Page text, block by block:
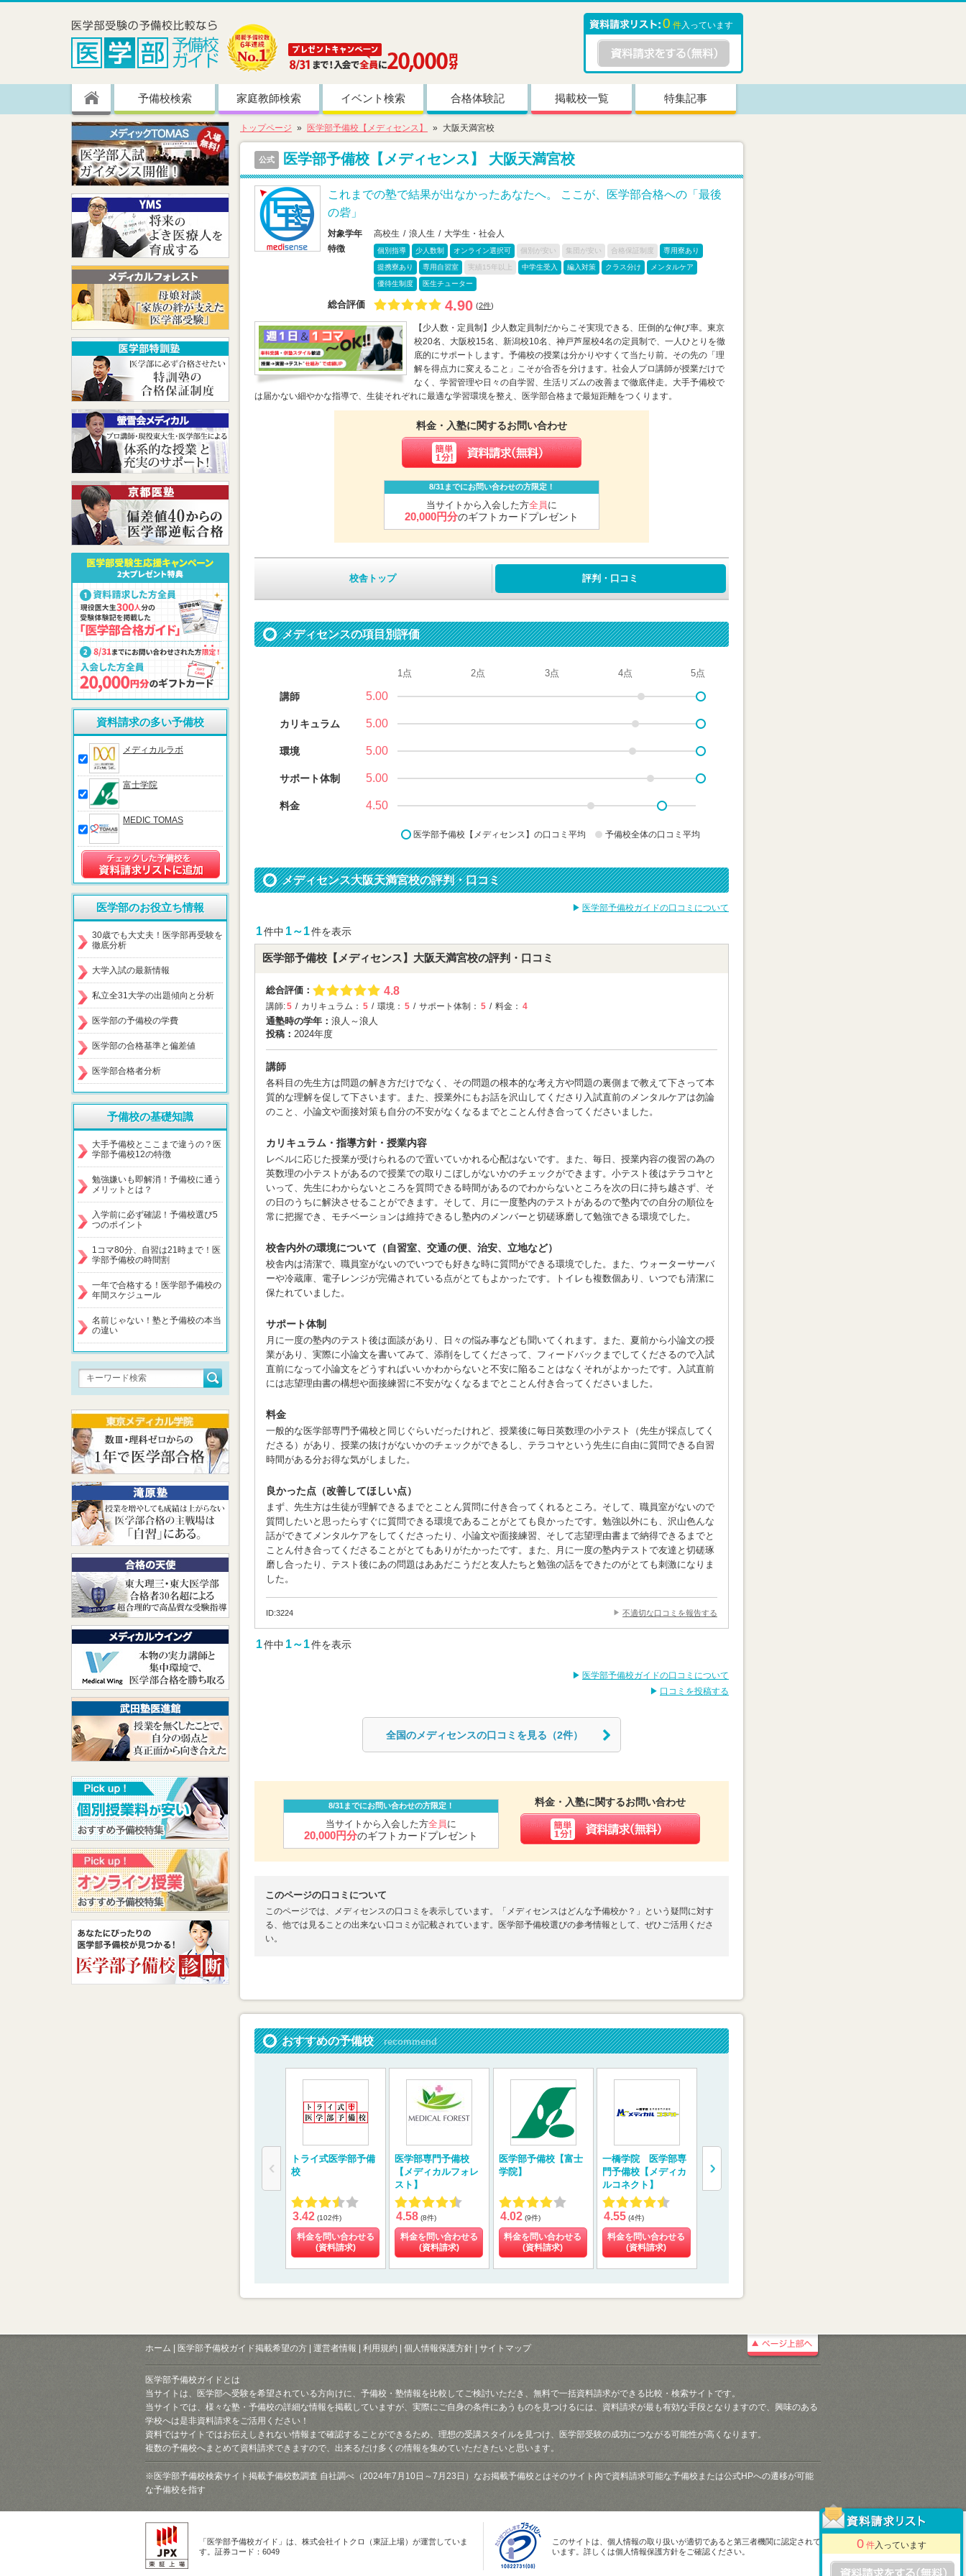
0 件入っています
予備校検索 家庭教師検索 イベント検索 合格体験記 掲載校一覧 特集記事
トップページ 医学部予備校【メディセンス】 大阪天満宮校
公式 医学部予備校【メディセンス】 大阪天満宮校
これまでの塾で結果が出なかったあなたへ。 ここが、医学部合格への「最後
の砦」
対象学年 高校生 浪人生
大学生・社会人
特徴
個別指導 少人数制 オンライン選択可 個別が安い 集団が安い 合格保証制度 専用寮あり
提携寮あり 専用自習室 実績15年以上 中学生受入 編入対策 クラス分け メンタルケア
優待生制度 医生チューター
総合評価 4.90 (2件)
【少人数・定員制】少人数定員制だからこそ実現できる、圧倒的な伸び率。東京
校20名、大阪校15名、新潟校10名、神戸芦屋校4名の定員制で、一人ひとりを徹
底的にサポートします。予備校の授業は分かりやすくて当たり前。その先の「理
解を得点力に変えること」こそが合否を分けます。社会人プロ講師が授業だけで
なく、学習管理や日々の自学習、生活リズムの改善まで徹底伴走。大手予備校で
は届かない細やかな指導で、生徒それぞれに最適な学習環境を整え、医学部合格まで最短距離をつくります。
8/31までにお問い合わせの方限定！
当サイトから入会した方全員 に
20,000円分のギフトカードプレゼント
料金・入塾に関するお問い合わせ
校舎トップ 評判・口コミ
メディセンスの項目別評価
1点 2点 3点 4点 5点
講師 5.00
カリキュラム 5.00
環境 5.00
サポート体制 5.00
料金 4.50
医学部予備校【メディセンス】の口コミ平均 予備校全体の口コミ平均
メディセンス大阪天満宮校の評判・口コミ
医学部予備校ガイドの口コミについて
1件中 1～1件を表示
医学部予備校【メディセンス】大阪天満宮校の評判・口コミ
総合評価： 4.8
講師:5 カリキュラム： 5 環境： 5 サポート体制： 5 料金： 4
通塾時の学年： 浪人～浪人
投稿： 2024年度
講師
各科目の先生方は問題の解き方だけでなく、その問題の根本的な考え方や問題の裏側まで教えて下さって本
質的な理解を促して下さいます。また、授業外にもお話を沢山してくださり入試直前のメンタルケアは勿論
のこと、小論文や面接対策も自分の不安がなくなるまでとことん付き合ってくださいました。
カリキュラム・指導方針・授業内容
レベルに応じた授業が受けられるので置いていかれる心配はないです。また、毎日、授業内容の復習の為の
英数理の小テストがあるので授業での取りこぼしがないかのチェックができます。小テスト後はテラコヤと
いって、先生にわからないところを質問できる時間があるのでわからないところを次の日に持ち越さず、そ
の日のうちに解決させることができます。そして、月に一度塾内のテストがあるので塾内での自分の順位を
常に把握でき、モチベーションは維持できるし塾内のメンバーと切磋琢磨して勉強できる環境でした。
校舎内外の環境について（自習室、交通の便、治安、立地など）
校舎内は清潔で、職員室がないのでいつでも好きな時に質問ができる環境でした。また、ウォーターサーバ
ーや冷蔵庫、電子レンジが完備されている点がとてもよかったです。トイレも複数個あり、いつでも清潔に
保たれていました。
サポート体制
月に一度の塾内のテスト後は面談があり、日々の悩み事なども聞いてくれます。また、夏前から小論文の授
業があり、実際に小論文を書いてみて、添削をしてくださって、フィードバックまでしてくださるので入試
直前になって小論文をどうすればいいかわからないと不安に陥ることはなくそれがよかったです。入試直前
には志望理由書の構想や面接練習に不安がなくなるまでとことん付き合ってくださいました。
料金
一般的な医学部専門予備校と同じぐらいだったけれど、授業後に毎日英数理の小テスト（先生が採点してく
ださる）があり、授業の抜けがないかのチェックができるし、テラコヤという先生に自由に質問できる自習
時間がある分お得な気がしました。
良かった点（改善してほしい点）
まず、先生方は生徒が理解できるまでとことん質問に付き合ってくれるところ。そして、職員室がないので
質問したいと思ったらすぐに質問できる環境であることがとても良かったです。勉強以外にも、沢山色んな
話ができてメンタルケアをしてくださったり、小論文や面接練習、そして志望理由書まで納得できるまでと
ことん付き合ってくださることがとてもありがたかったです。また、月に一度の塾内テストで友達と切磋琢
磨し合ったり、テスト後にあの問題はああだこうだと友人たちと勉強の話をできたのがとても刺激になりま
した。
ID:3224 不適切な口コミを報告する
1件中 1～1件を表示
医学部予備校ガイドの口コミについて
口コミを投稿する
全国のメディセンスの口コミを見る（2件）
8/31までにお問い合わせの方限定！
当サイトから入会した方全員 に
20,000円分のギフトカードプレゼント
料金・入塾に関するお問い合わせ
このページの口コミについて
このページでは、メディセンスの口コミを表示しています。「メディセンスはどんな予備校か？」という疑問に対す
る、他では見ることの出来ない口コミが記載されています。医学部予備校選びの参考情報として、ぜひご活用くださ
い。
おすすめの予備校 recommend
トライ式医学部予備
校
3.42 (102件)
料金を問い合わせる
(資料請求)
医学部専門予備校
【メディカルフォレ
スト】
4.58 (8件)
料金を問い合わせる
(資料請求)
医学部予備校【富士
学院】
4.02 (9件)
料金を問い合わせる
(資料請求)
一橋学院 医学部専
門予備校【メディカ
ルコネクト】
4.55 (4件)
料金を問い合わせる
(資料請求)
ディカルラボ】
0 件入っています
資料請求の多い予備校
メディカルラボ
富士学院
MEDIC TOMAS
医学部のお役立ち情報
30歳でも大丈夫！医学部再受験を
徹底分析
大学入試の最新情報
私立全31大学の出題傾向と分析
医学部の予備校の学費
医学部の合格基準と偏差値
医学部合格者分析
予備校の基礎知識
大手予備校とここまで違うの？医
学部予備校12の特徴
勉強嫌いも即解消！予備校に通う
メリットとは？
入学前に必ず確認！予備校選び5
つのポイント
1コマ80分、自習は21時まで！医
学部予備校の時間割
一年で合格する！医学部予備校の
年間スケジュール
名前じゃない！塾と予備校の本当
の違い
ホーム 医学部予備校ガイド掲載希望の方 運営者情報 利用規約 個人情報保護方針 サイトマップ
医学部予備校ガイドとは
当サイトは、医学部へ受験を希望されている方向けに、予備校・塾情報を比較してご検討いただき、無料で一括資料請求ができる比較・検索サイトです。
当サイトでは、様々な塾・予備校の詳細な情報を掲載していますが、実際にご自身の条件にあうものを見つけるには、資料請求が最も有効な手段となりますので、興味のある
学校へは是非資料請求をご活用ください！
資料ではサイトではお伝えしきれない情報まで確認することができるため、理想の受講スタイルを見つけ、医学部受験の成功につながる可能性が高くなります。
複数の予備校へまとめて資料請求できますので、出来るだけ多くの情報を集めていただきたいと思います。
※医学部予備校検索サイト掲載予備校数調査 自社調べ（2024年7月10日～7月23日）なお掲載予備校とはそのサイト内で資料請求可能な予備校または公式HPへの遷移が可能
な予備校を指す
「医学部予備校ガイド」は、株式会社イトクロ（東証上場）が運営していま
す。証券コード：6049
このサイトは、個人情報の取り扱いが適切であると第三者機関に認定されて
います。詳しくは個人情報保護方針をご確認ください。